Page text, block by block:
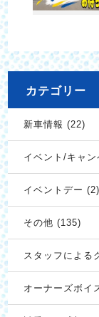
カテゴリー
新車情報 (22)
イベント/キャ
イベントデー (2)
その他 (135)
スタッフによる
オーナーズボイ